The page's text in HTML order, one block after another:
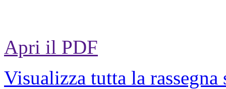
Apri il PDF
Visualizza tutta la rassegna